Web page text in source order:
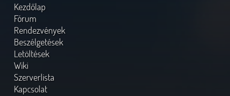
Kezdőlap
Fórum
Rendezvények
Beszélgetések
Letöltések
Wiki
Szerverlista
Kapcsolat